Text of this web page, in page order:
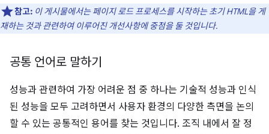
참고: 이 게시물에서는 페이지 로드 프로세스를 시작하는 초기 HTML을 게
재하는 것과 관련하여 이루어진 개선사항에 중점을 둘 것입니다.
공통 언어로 말하기
성능과 관련하여 가장 어려운 점 중 하나는 기술적 성능과 인식
된 성능을 모두 고려하면서 사용자 환경의 다양한 측면을 논의
할 수 있는 공통적인 용어를 찾는 것입니다. 조직 내에서 잘 정